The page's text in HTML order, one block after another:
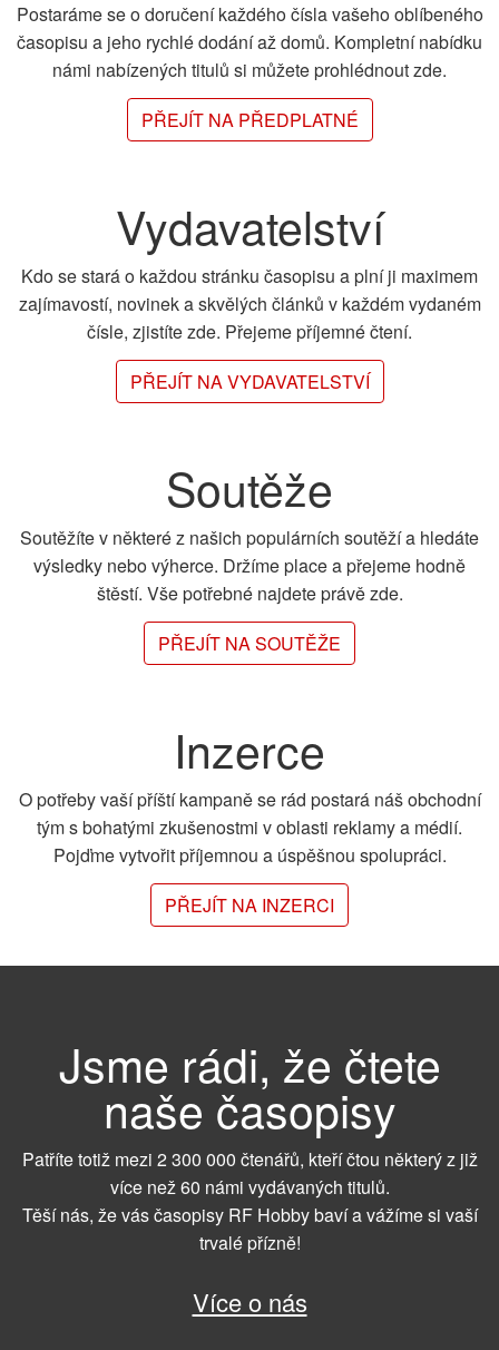
Postaráme se o doručení každého čísla vašeho oblíbeného
časopisu a jeho rychlé dodání až domů. Kompletní nabídku
námi nabízených titulů si můžete prohlédnout zde.
PŘEJÍT NA PŘEDPLATNÉ
Vydavatelství
Kdo se stará o každou stránku časopisu a plní ji maximem
zajímavostí, novinek a skvělých článků v každém vydaném
čísle, zjistíte zde. Přejeme příjemné čtení.
PŘEJÍT NA VYDAVATELSTVÍ
Soutěže
Soutěžíte v některé z našich populárních soutěží a hledáte
výsledky nebo výherce. Držíme place a přejeme hodně
štěstí. Vše potřebné najdete právě zde.
PŘEJÍT NA SOUTĚŽE
Inzerce
O potřeby vaší příští kampaně se rád postará náš obchodní
tým s bohatými zkušenostmi v oblasti reklamy a médií.
Pojďme vytvořit příjemnou a úspěšnou spolupráci.
PŘEJÍT NA INZERCI
Jsme rádi, že čtete
naše časopisy
Patříte totiž mezi 2 300 000 čtenářů, kteří čtou některý z již
více než 60 námi vydávaných titulů.
Těší nás, že vás časopisy RF Hobby baví a vážíme si vaší
trvalé přízně!
Více o nás